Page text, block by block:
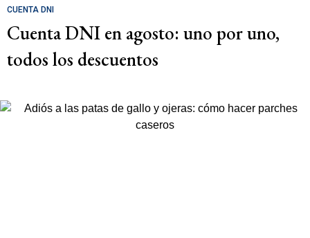
CUENTA DNI
Cuenta DNI en agosto: uno por uno,
todos los descuentos